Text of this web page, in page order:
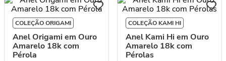
COLEÇÃO ORIGAMI
Anel Origami em Ouro
Amarelo 18k com
Pérola
COLEÇÃO KAMI HI
Anel Kami Hi em Ouro
Amarelo 18k com
Pérolas